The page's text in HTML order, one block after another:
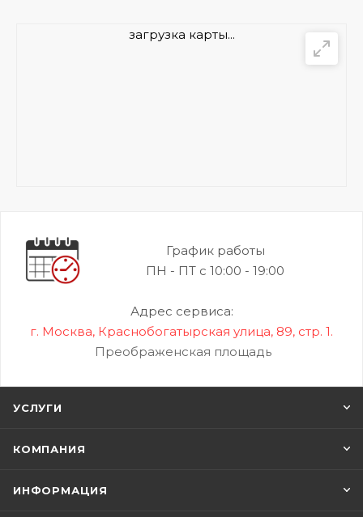
загрузка карты...
График работы
ПН - ПТ с 10:00 - 19:00
Адрес сервиса:
г. Москва, Краснобогатырская улица, 89, стр. 1.
Преображенская площадь
УСЛУГИ
КОМПАНИЯ
ИНФОРМАЦИЯ